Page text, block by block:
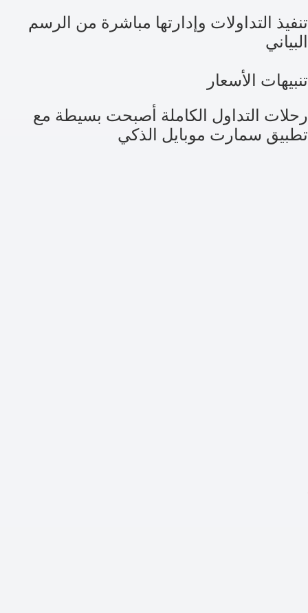
تنفيذ التداولات وإدارتها مباشرة من الرسم
البياني
تنبيهات الأسعار
رحلات التداول الكاملة أصبحت بسيطة مع
تطبيق سمارت موبايل الذكي